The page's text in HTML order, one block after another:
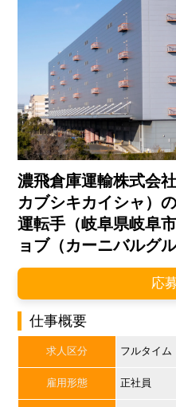
濃飛倉庫運輸株式会
カブシキカイシャ）
運転手（岐阜県岐阜
ョブ（カーニバルグ
応
仕事概要
求人区分 フルタイム
雇用形態 正社員